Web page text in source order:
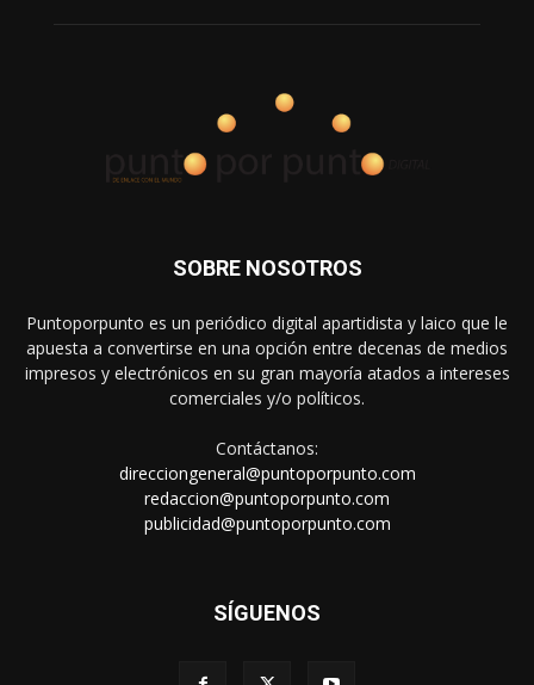
SOBRE NOSOTROS
Puntoporpunto es un periódico digital apartidista y laico que le
apuesta a convertirse en una opción entre decenas de medios
impresos y electrónicos en su gran mayoría atados a intereses
comerciales y/o políticos.
Contáctanos:
direcciongeneral@puntoporpunto.com
redaccion@puntoporpunto.com
publicidad@puntoporpunto.com
SÍGUENOS